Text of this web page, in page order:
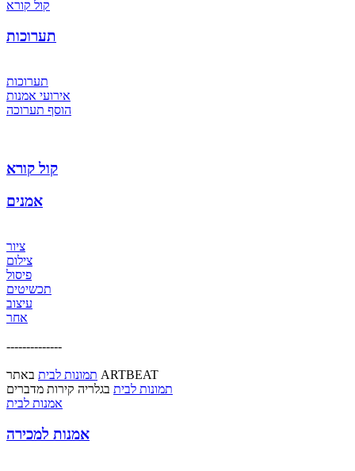
קול קורא
תערוכות
תערוכות
אירועי אמנות
הוסף תערוכה
קול קורא
אמנים
ציור
צילום
פיסול
תכשיטים
עיצוב
אחר
--------------
תמונות לבית באתר ARTBEAT
תמונות לבית בגלריה קירות מדברים
אמנות לבית
אמנות למכירה